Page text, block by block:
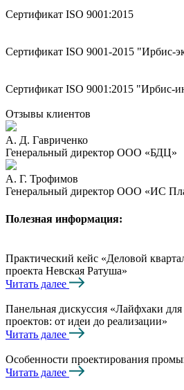
Сертификат ISO 9001:2015
Сертификат ISO 9001-2015 "Ирбис-
Сертификат ISO 9001:2015 "Ирбис-
Отзывы клиентов
А. Д. Гавриченко
Генеральный директор ООО «БДЦ»
А. Г. Трофимов
Генеральный директор ООО «ИС
Полезная информация:
Практический кейс «Деловой
проекта Невская Ратуша»
Читать далее
Панельная дискуссия «Лайфхаки
проектов: от идеи до реализации»
Читать далее
Особенности проектирования
Читать далее